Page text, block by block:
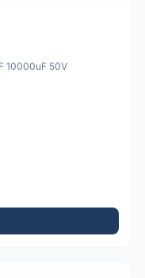
10000uF 50V